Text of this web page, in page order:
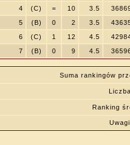
4
(C) = 10 3.5
5
(B) 0 2 3.5
6
(C) 1 12 4.5
7
(B) 0 9 4.5
Suma rankingów
Ranking